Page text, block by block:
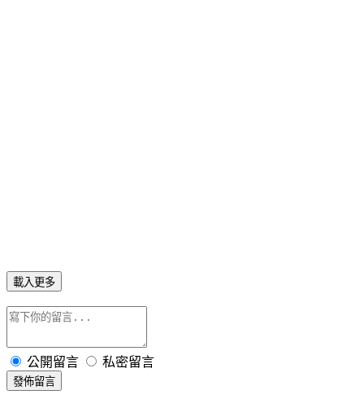
載入更多
公開留言 私密留言
發佈留言